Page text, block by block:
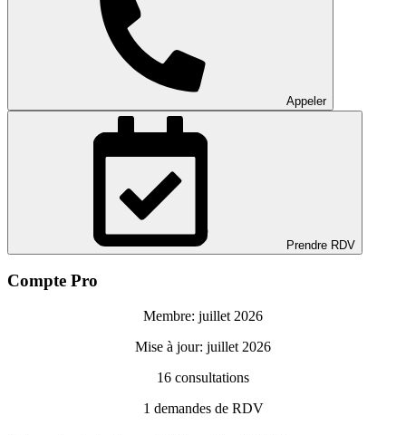
Appeler
Prendre RDV
Compte Pro
Membre: juillet 2026
Mise à jour: juillet 2026
16 consultations
1 demandes de RDV